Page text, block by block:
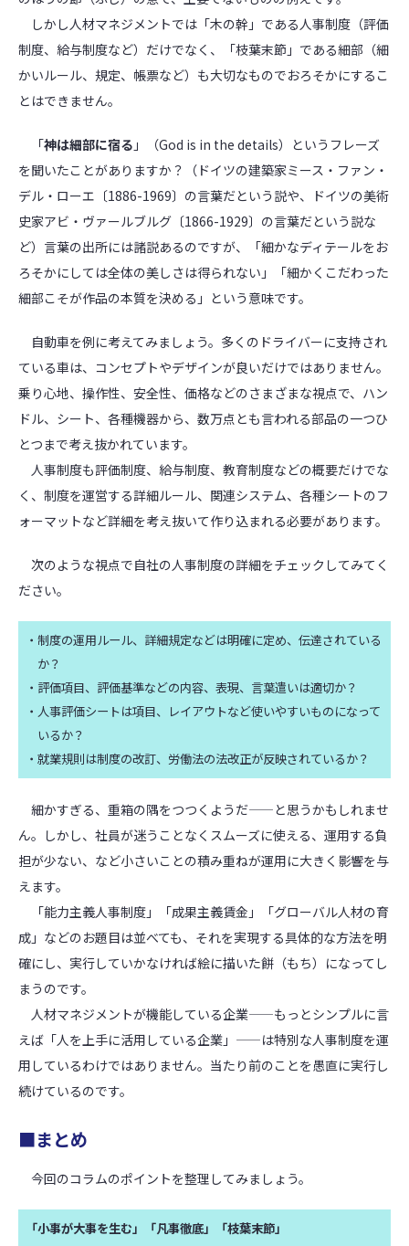
しかし人材マネジメントでは「木の幹」である人事制度（評価
制度、給与制度など）だけでなく、「枝葉末節」である細部（細
かいルール、規定、帳票など）も大切なものでおろそかにするこ
とはできません。
「神は細部に宿る 」（God is in the details）というフレーズ
を聞いたことがありますか？（ドイツの建築家ミース・ファン・
デル・ローエ〔1886-1969〕の言葉だという説や、ドイツの美術
史家アビ・ヴァールブルグ〔1866-1929〕の言葉だという説な
ど）言葉の出所には諸説あるのですが、「細かなディテールをお
ろそかにしては全体の美しさは得られない」「細かくこだわった
細部こそが作品の本質を決める」という意味です。
自動車を例に考えてみましょう。多くのドライバーに支持され
ている車は、コンセプトやデザインが良いだけではありません。
乗り心地、操作性、安全性、価格などのさまざまな視点で、ハン
ドル、シート、各種機器から、数万点とも言われる部品の一つひ
とつまで考え抜かれています。
人事制度も評価制度、給与制度、教育制度などの概要だけでな
く、制度を運営する詳細ルール、関連システム、各種シートのフ
ォーマットなど詳細を考え抜いて作り込まれる必要があります。
次のような視点で自社の人事制度の詳細をチェックしてみてく
ださい。
・制度の運用ルール、詳細規定などは明確に定め、伝達されている
か？
・評価項目、評価基準などの内容、表現、言葉遣いは適切か？
・人事評価シートは項目、レイアウトなど使いやすいものになって
いるか？
・就業規則は制度の改訂、労働法の法改正が反映されているか？
細かすぎる、重箱の隅をつつくようだ――と思うかもしれませ
ん。しかし、社員が迷うことなくスムーズに使える、運用する負
担が少ない、など小さいことの積み重ねが運用に大きく影響を与
えます。
「能力主義人事制度」「成果主義賃金」「グローバル人材の育
成」などのお題目は並べても、それを実現する具体的な方法を明
確にし、実行していかなければ絵に描いた餅（もち）になってし
まうのです。
人材マネジメントが機能している企業――もっとシンプルに言
えば「人を上手に活用している企業」――は特別な人事制度を運
用しているわけではありません。当たり前のことを愚直に実行し
続けているのです。
■まとめ
今回のコラムのポイントを整理してみましょう。
「小事が大事を生む」「凡事徹底」「枝葉末節」